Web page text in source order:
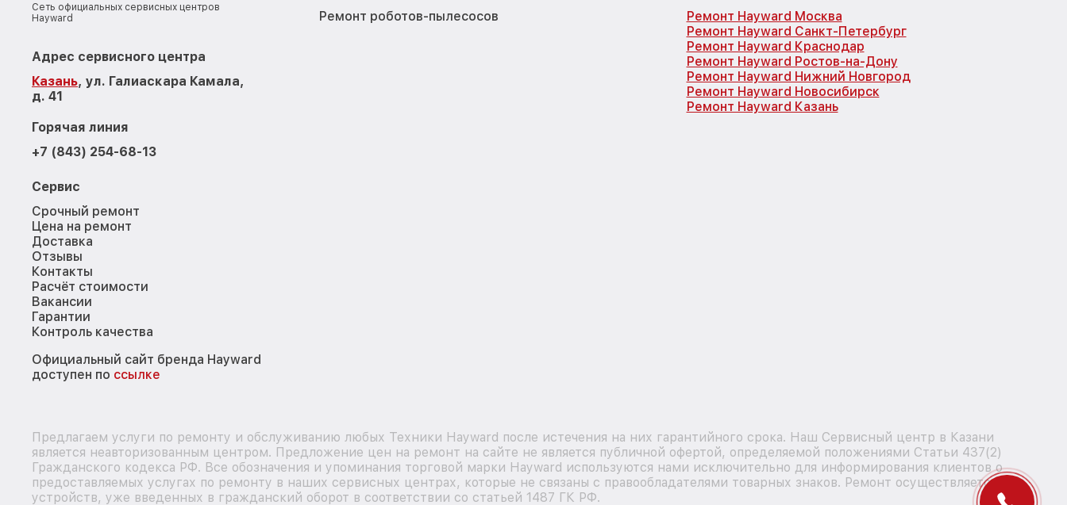
Сеть официальных сервисных центров
Hayward
Адрес сервисного центра
Казань, ул. Галиаскара Камала,
д. 41
Горячая линия
+7 (843) 254-68-13
Сервис
Срочный ремонт
Цена на ремонт
Доставка
Отзывы
Контакты
Расчёт стоимости
Вакансии
Гарантии
Контроль качества
Официальный сайт бренда Hayward
доступен по ссылке
Ремонт роботов-пылесосов
Ремонт Hayward Москва
Ремонт Hayward Санкт-Петербург
Ремонт Hayward Краснодар
Ремонт Hayward Ростов-на-Дону
Ремонт Hayward Нижний Новгород
Ремонт Hayward Новосибирск
Ремонт Hayward Казань
Предлагаем услуги по ремонту и обслуживанию любых Техники Hayward после истечения на них гарантийного срока. Наш Сервисный центр в Казани
является неавторизованным центром. Предложение цен на ремонт на сайте не является публичной офертой, определяемой положениями Статьи 437(2)
Гражданского кодекса РФ. Все обозначения и упоминания торговой марки Hayward используются нами исключительно для информирования клиентов о
предоставляемых услугах по ремонту в наших сервисных центрах, которые не связаны с правообладателями товарных знаков. Ремонт осуществляется для
устройств, уже введенных в гражданский оборот в соответствии со статьей 1487 ГК РФ.